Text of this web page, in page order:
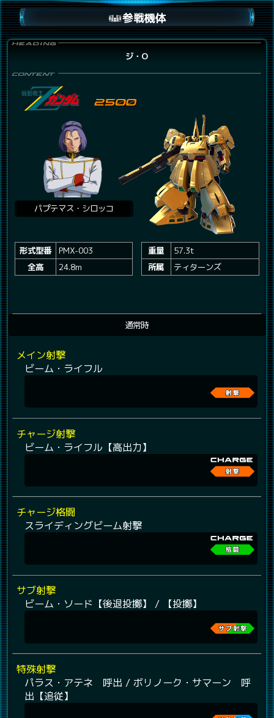
参戦機体
ジ・O
パプテマス・シロッコ
形式型番
PMX-003
全高
24.8m
重量
57.3t
所属
ティターンズ
通常時
メイン射撃
ビーム・ライフル
チャージ射撃
ビーム・ライフル【高出力】
チャージ格闘
スライディングビーム射撃
サブ射撃
ビーム・ソード【後退投擲】 / 【投擲】
特殊射撃
パラス・アテネ 呼出 / ボリノーク・サマーン 呼
出【追従】